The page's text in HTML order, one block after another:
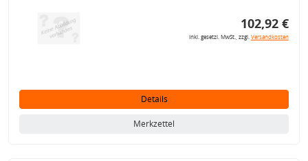
102,92 €
inkl. gesetzl. MwSt., zzgl.Versandkosten
Details
Merkzettel